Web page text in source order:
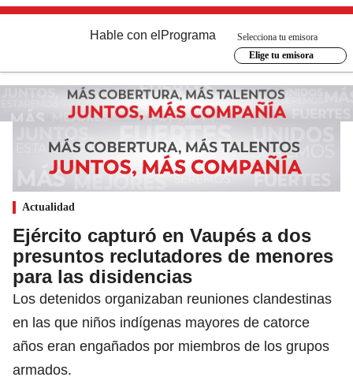
Hable con el Programa
Selecciona tu emisora
Elige tu emisora
Actualidad
Ejército capturó en Vaupés a dos
presuntos reclutadores de menores
para las disidencias
Los detenidos organizaban reuniones clandestinas
en las que niños indígenas mayores de catorce
años eran engañados por miembros de los grupos
armados.